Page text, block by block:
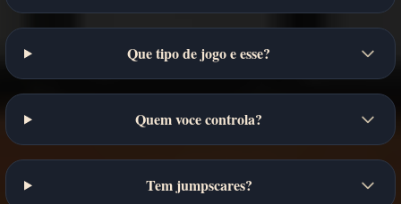
Que tipo de jogo e esse?
Quem voce controla?
Tem jumpscares?